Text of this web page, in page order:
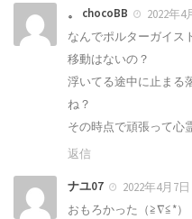
。 chocoBB
2022年4
なんでポルターガイス
移動はないの？
浮いてる途中に止まる
ね？
その時点で頑張って心
返信
ナユ07
2022年4月7日
おもろかった（≧∇≦*）